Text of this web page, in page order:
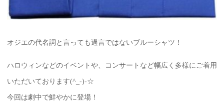
オジエの代名詞と言っても過言ではないブルーシャツ！
ハロウィンなどのイベントや、コンサートなど幅広く多様にご着用
いただいております(^_-)-☆
今回は劇中で鮮やかに登場！